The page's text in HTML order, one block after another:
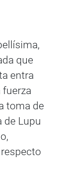
que
entra
toma de
de Lupu